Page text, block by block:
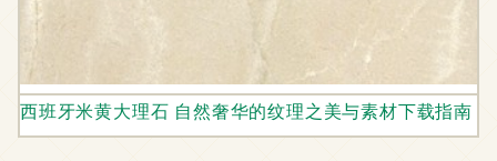
西班牙米黄大理石 自然奢华的纹理之美与素材下载指南